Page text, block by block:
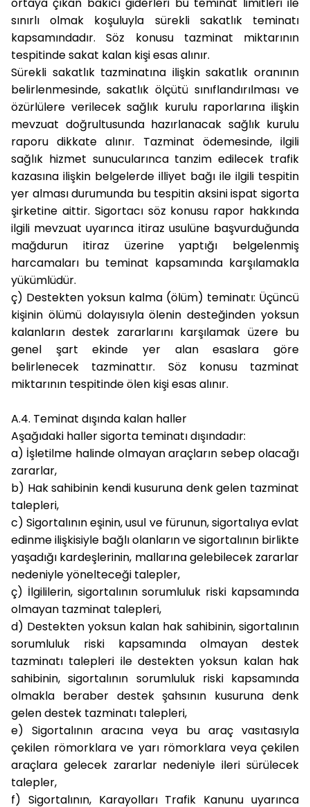
sınırlı olmak koşuluyla sürekli sakatlık teminatı
kapsamındadır. Söz konusu tazminat miktarının
tespitinde sakat kalan kişi esas alınır.
Sürekli sakatlık tazminatına ilişkin sakatlık oranının
belirlenmesinde, sakatlık ölçütü sınıflandırılması ve
özürlülere verilecek sağlık kurulu raporlarına ilişkin
mevzuat doğrultusunda hazırlanacak sağlık kurulu
raporu dikkate alınır. Tazminat ödemesinde, ilgili
sağlık hizmet sunucularınca tanzim edilecek trafik
kazasına ilişkin belgelerde illiyet bağı ile ilgili tespitin
yer alması durumunda bu tespitin aksini ispat sigorta
şirketine aittir. Sigortacı söz konusu rapor hakkında
ilgili mevzuat uyarınca itiraz usulüne başvurduğunda
mağdurun itiraz üzerine yaptığı belgelenmiş
harcamaları bu teminat kapsamında karşılamakla
yükümlüdür.
ç) Destekten yoksun kalma (ölüm) teminatı: Üçüncü
kişinin ölümü dolayısıyla ölenin desteğinden yoksun
kalanların destek zararlarını karşılamak üzere bu
genel şart ekinde yer alan esaslara göre
belirlenecek tazminattır. Söz konusu tazminat
miktarının tespitinde ölen kişi esas alınır.
A.4. Teminat dışında kalan haller
Aşağıdaki haller sigorta teminatı dışındadır:
a) İşletilme halinde olmayan araçların sebep olacağı
zararlar,
b) Hak sahibinin kendi kusuruna denk gelen tazminat
talepleri,
c) Sigortalının eşinin, usul ve fürunun, sigortalıya evlat
edinme ilişkisiyle bağlı olanların ve sigortalının birlikte
yaşadığı kardeşlerinin, mallarına gelebilecek zararlar
nedeniyle yönelteceği talepler,
ç) İlgililerin, sigortalının sorumluluk riski kapsamında
olmayan tazminat talepleri,
d) Destekten yoksun kalan hak sahibinin, sigortalının
sorumluluk riski kapsamında olmayan destek
tazminatı talepleri ile destekten yoksun kalan hak
sahibinin, sigortalının sorumluluk riski kapsamında
olmakla beraber destek şahsının kusuruna denk
gelen destek tazminatı talepleri,
e) Sigortalının aracına veya bu araç vasıtasıyla
çekilen römorklara ve yarı römorklara veya çekilen
araçlara gelecek zararlar nedeniyle ileri sürülecek
talepler,
f) Sigortalının, Karayolları Trafik Kanunu uyarınca